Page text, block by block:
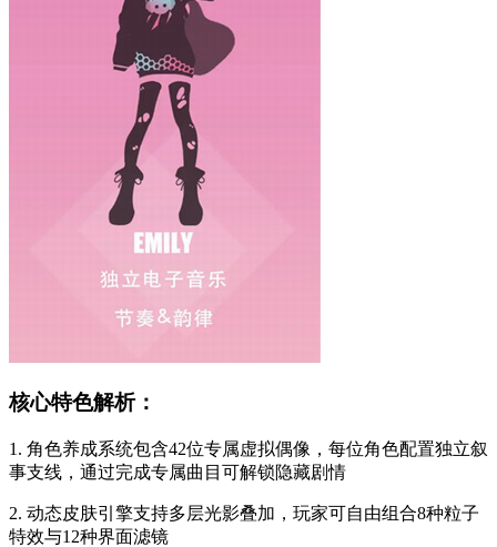
核心特色解析：
1. 角色养成系统包含42位专属虚拟偶像，每位角色配置独立叙
事支线，通过完成专属曲目可解锁隐藏剧情
2. 动态皮肤引擎支持多层光影叠加，玩家可自由组合8种粒子
特效与12种界面滤镜